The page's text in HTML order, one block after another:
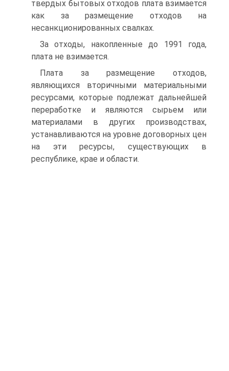
твердых бытовых отходов плата взимается
как за размещение отходов на
несанкционированных свалках.
За отходы, накопленные до 1991 года,
плата не взимается.
Плата за размещение отходов,
являющихся вторичными материальными
ресурсами, которые подлежат дальнейшей
переработке и являются сырьем или
материалами в других производствах,
устанавливаются на уровне договорных цен
на эти ресурсы, существующих в
республике, крае и области.